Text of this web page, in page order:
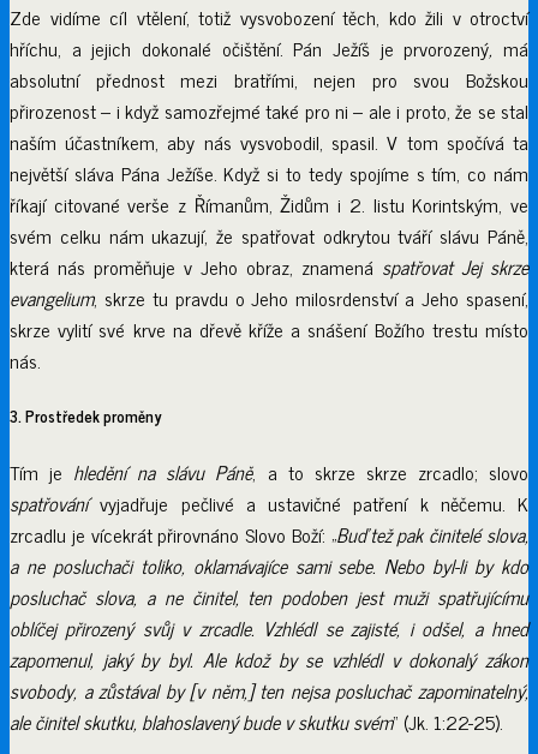
Zde vidíme cíl vtělení, totiž vysvobození těch, kdo žili v otroctví
hříchu, a jejich dokonalé očištění. Pán Ježíš je prvorozený,má
absolutní přednost mezi bratřími, nejen pro svou Božskou
přirozenost – i když samozřejmé také pro ni – ale i proto, že se stal
naším účastníkem, aby nás vysvobodil, spasil. V tom spočívá ta
největší sláva Pána Ježíše. Když si to tedy spojíme s tím, co nám
říkají citované verše z Římanům, Židům i 2. listu Korintským, ve
svém celku nám ukazují, že spatřovat odkrytou tváří slávu Páně,
která nás proměňuje v Jeho obraz, znamená spatřovat Jej skrze
evangelium, skrze tu pravdu o Jeho milosrdenství a Jeho spasení,
skrze vylití své krve na dřevě kříže a snášení Božího trestu místo
nás.
3. Prostředek proměny
Tím je hledění na slávu Páně, a to skrze skrze zrcadlo; slovo
spatřovánívyjadřuje pečlivé a ustavičné patření k něčemu. K
zrcadlu je vícekrát přirovnáno Slovo Boží: „Buďtež pak činitelé slova,
a ne posluchači toliko, oklamávajíce sami sebe. Nebo byl-li by kdo
posluchač slova, a ne činitel, ten podoben jest muži spatřujícímu
oblíčej přirozený svůj v zrcadle. Vzhlédl se zajisté, i odšel, a hned
zapomenul, jaký by byl. Ale kdož by se vzhlédl v dokonalý zákon
svobody, a zůstával by [v něm,] ten nejsa posluchač zapominatelný,
ale činitel skutku, blahoslavený bude v skutku svém“ (Jk. 1:22-25).